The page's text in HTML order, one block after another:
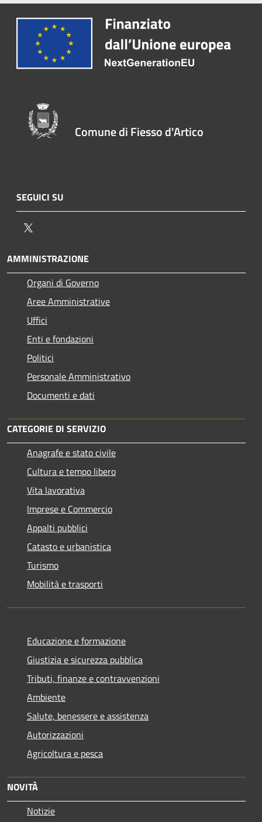
Comune di Fiesso d'Artico
SEGUICI SU
AMMINISTRAZIONE
Organi di Governo
Aree Amministrative
Uffici
Enti e fondazioni
Politici
Personale Amministrativo
Documenti e dati
CATEGORIE DI SERVIZIO
Anagrafe e stato civile
Cultura e tempo libero
Vita lavorativa
Imprese e Commercio
Appalti pubblici
Catasto e urbanistica
Turismo
Mobilità e trasporti
Educazione e formazione
Giustizia e sicurezza pubblica
Tributi, finanze e contravvenzioni
Ambiente
Salute, benessere e assistenza
Autorizzazioni
Agricoltura e pesca
NOVITÀ
Notizie